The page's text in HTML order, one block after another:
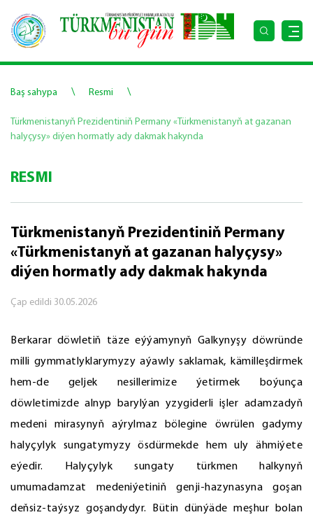
Baş sahypa \ Resmi \
Türkmenistanyň Prezidentiniň Permany «Türkmenistanyň at gazanan
halyçysy» diýen hormatly ady dakmak hakynda
RESMI
Türkmenistanyň Prezidentiniň Permany
«Türkmenistanyň at gazanan halyçysy»
diýen hormatly ady dakmak hakynda
Çap edildi 30.05.2026
Berkarar döwletiň täze eýýamynyň Galkynyşy döwründe
milli gymmatlyklarymyzy aýawly saklamak, kämilleşdirmek
hem-de geljek nesillerimize ýetirmek boýunça
döwletimizde alnyp barylýan yzygiderli işler adamzadyň
medeni mirasynyň aýrylmaz bölegine öwrülen gadymy
halyçylyk sungatymyzy ösdürmekde hem uly ähmiýete
eýedir. Halyçylyk sungaty türkmen halkynyň
umumadamzat medeniýetiniň genji-hazynasyna goşan
deňsiz-taýsyz goşandydyr. Bütin dünýäde meşhur bolan